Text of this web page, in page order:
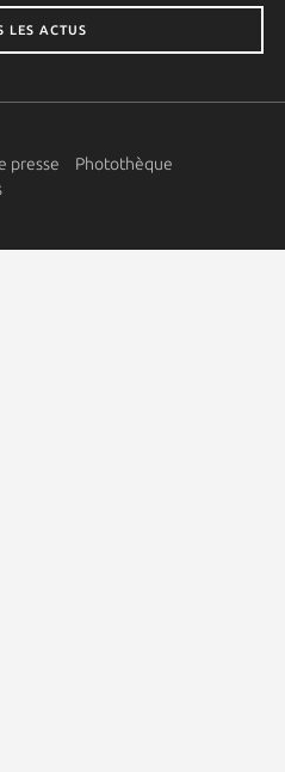
LES ACTUS
presse
Photothèque